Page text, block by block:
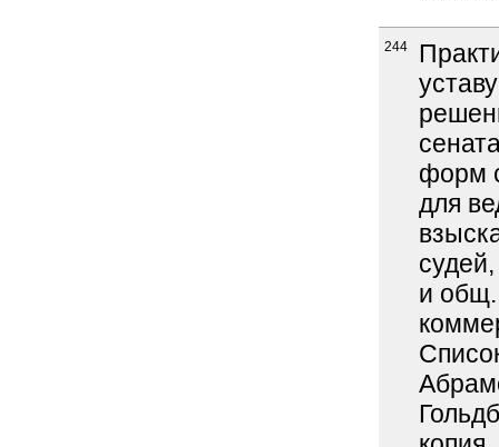
244
форм
для
и общ.